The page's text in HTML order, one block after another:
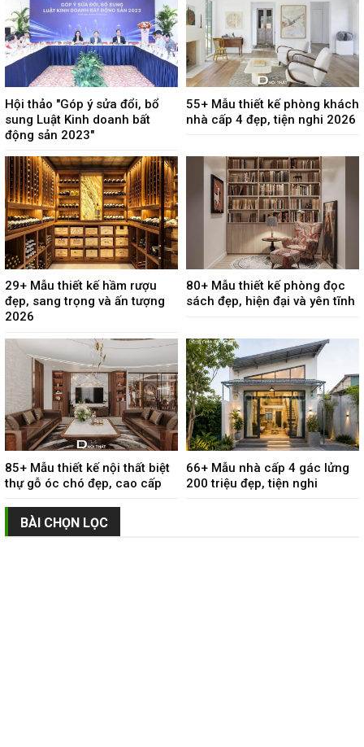
Hội thảo "Góp ý sửa đổi, bổ
sung Luật Kinh doanh bất
động sản 2023"
55+ Mẫu thiết kế phòng khách
nhà cấp 4 đẹp, tiện nghi 2026
29+ Mẫu thiết kế hầm rượu
đẹp, sang trọng và ấn tượng
2026
80+ Mẫu thiết kế phòng đọc
sách đẹp, hiện đại và yên tĩnh
85+ Mẫu thiết kế nội thất biệt
thự gỗ óc chó đẹp, cao cấp
66+ Mẫu nhà cấp 4 gác lửng
200 triệu đẹp, tiện nghi
BÀI CHỌN LỌC